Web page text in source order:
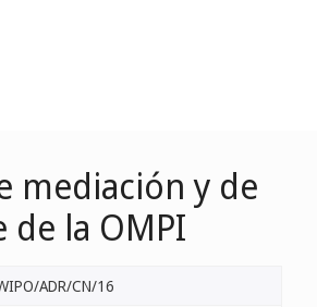
mediación y de
la OMPI
ADR/CN/16